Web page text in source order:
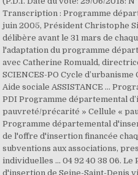
Transcription : Programme
juin 2005, Président Christophe
délibère avant le 31 mars de
l'adaptation du programme
avec Catherine Romuald,
SCIENCES-PO Cycle
Aide sociale ASSISTANCE ...
PDI Programme départemental
pauvreté/précarité » Cellule «
Programme départemental
de l'offre d'insertion financée
subventions aux associations,
individuelles ... 04 92 40 38 06.
d'insertion de Seine-Saint-Denis